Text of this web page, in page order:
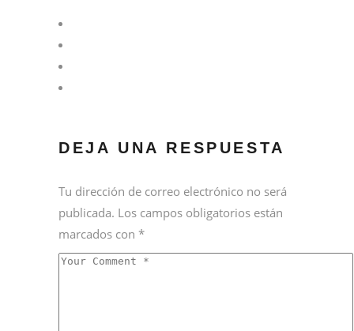
DEJA UNA RESPUESTA
Tu dirección de correo electrónico no será
publicada. Los campos obligatorios están
marcados con *